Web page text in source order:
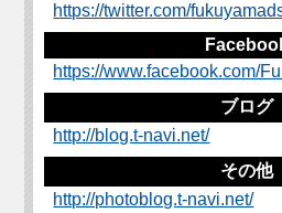
https://twitter.com/
https://www.facebook.com/
ブログ
http://blog.t-navi.net/
その他
http://photoblog.t-navi.net/